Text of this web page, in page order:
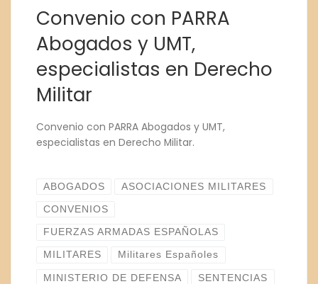
Convenio con PARRA
Abogados y UMT,
especialistas en Derecho
Militar
Convenio con PARRA Abogados y UMT,
especialistas en Derecho Militar.
ABOGADOS ASOCIACIONES MILITARES
CONVENIOS
FUERZAS ARMADAS ESPAÑOLAS
MILITARES Militares Españoles
MINISTERIO DE DEFENSA SENTENCIAS